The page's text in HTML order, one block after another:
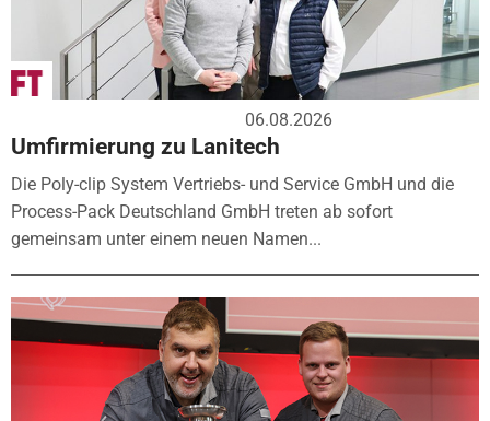
06.08.2026
Umfirmierung zu Lanitech
Die Poly-clip System Vertriebs- und Service GmbH und die
Process-Pack Deutschland GmbH treten ab sofort
gemeinsam unter einem neuen Namen...